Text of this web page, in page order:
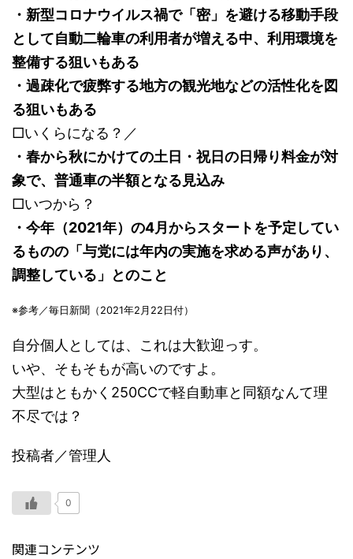
・新型コロナウイルス禍で「密」を避ける移動手段
として自動二輪車の利用者が増える中、利用環境を
整備する狙いもある
・過疎化で疲弊する地方の観光地などの活性化を図
る狙いもある
□いくらになる？／
・春から秋にかけての土日・祝日の日帰り料金が対
象で、普通車の半額となる見込み
□いつから？
・今年（2021年）の4月からスタートを予定してい
るものの「与党には年内の実施を求める声があり、
調整している」とのこと
※参考／毎日新聞（2021年2月22日付）
自分個人としては、これは大歓迎っす。
いや、そもそもが高いのですよ。
大型はともかく250CCで軽自動車と同額なんて理
不尽では？
投稿者／管理人
0
関連コンテンツ